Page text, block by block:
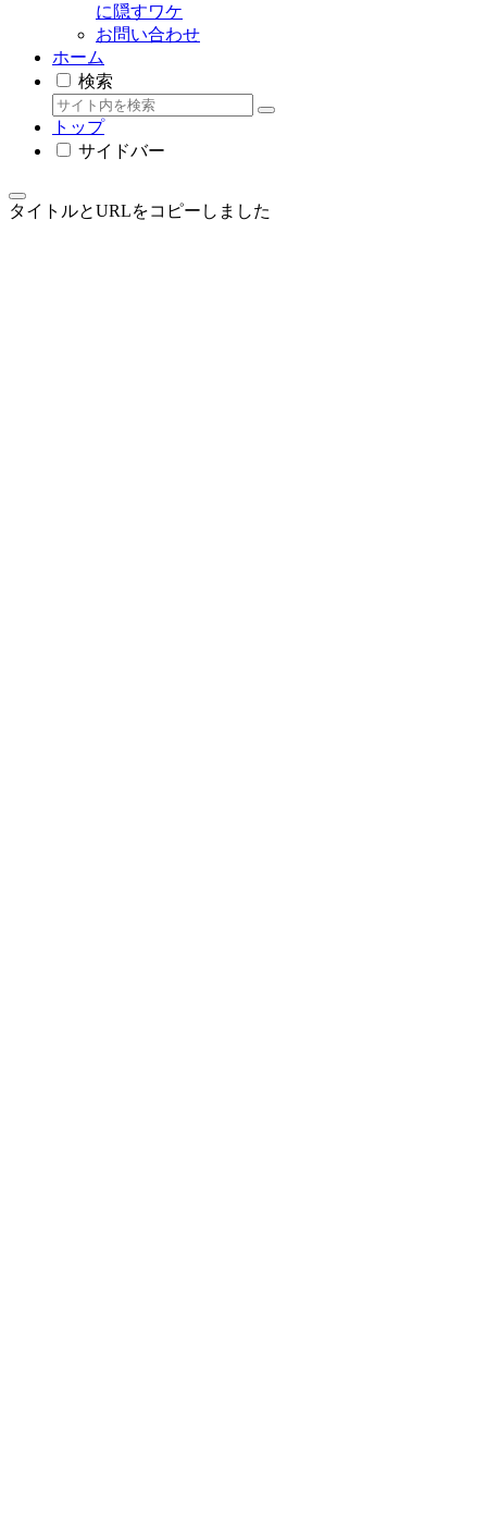
に隠すワケ
お問い合わせ
ホーム
検索
トップ
サイドバー
タイトルとURLをコピーしました